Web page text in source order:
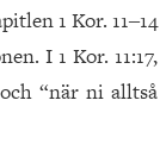
1 Kor. 11‒14
I 1 Kor. 11:17,
“när ni alltså